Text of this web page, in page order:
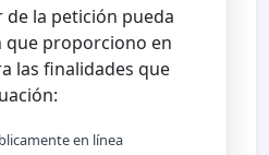
la petición pueda
proporciono en
las finalidades que
en línea